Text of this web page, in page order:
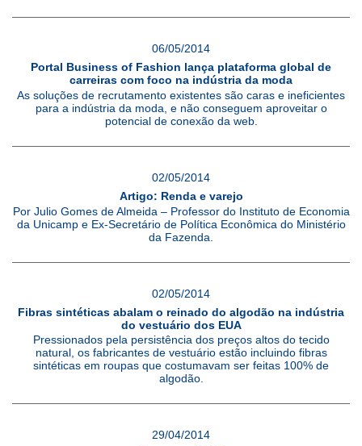
06/05/2014
Portal Business of Fashion lança plataforma global de
carreiras com foco na indústria da moda
As soluções de recrutamento existentes são caras e ineficientes
para a indústria da moda, e não conseguem aproveitar o
potencial de conexão da web.
02/05/2014
Artigo: Renda e varejo
Por Julio Gomes de Almeida – Professor do Instituto de Economia
da Unicamp e Ex-Secretário de Política Econômica do Ministério
da Fazenda.
02/05/2014
Fibras sintéticas abalam o reinado do algodão na indústria
do vestuário dos EUA
Pressionados pela persistência dos preços altos do tecido
natural, os fabricantes de vestuário estão incluindo fibras
sintéticas em roupas que costumavam ser feitas 100% de
algodão.
29/04/2014